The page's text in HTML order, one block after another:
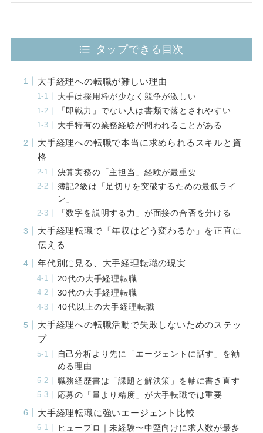
タップできる目次
大手経理への転職が難しい理由
大手は採用枠が少なく競争が激しい
「即戦力」でない人は書類で落とされやすい
大手特有の業務経験が問われることがある
大手経理への転職で本当に求められるスキルと資
格
決算実務の「主担当」経験が最重要
簿記2級は「足切りを突破するための最低ライ
ン」
「数字を説明する力」が面接の合否を分ける
大手経理転職で「年収はどう変わるか」を正直に
伝える
年代別に見る、大手経理転職の現実
20代の大手経理転職
30代の大手経理転職
40代以上の大手経理転職
大手経理への転職活動で失敗しないためのステッ
プ
自己分析より先に「エージェントに話す」を勧
める理由
職務経歴書は「課題と解決策」を軸に書き直す
応募の「量より精度」が大手転職では重要
大手経理転職に強いエージェント比較
ヒュープロ｜未経験〜中堅向けに求人数が最多